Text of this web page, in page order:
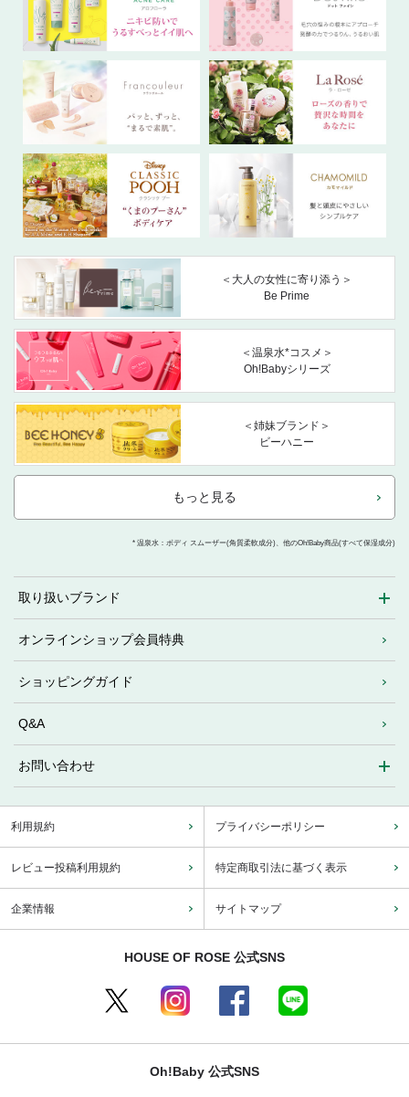
＜大人の女性に寄り添う＞
Be Prime
＜温泉水*コスメ＞
Oh!Babyシリーズ
＜姉妹ブランド＞
ビーハニー
もっと見る
* 温泉水：ボディ スムーザー(角質柔軟成分)、他のOh!Baby商品(すべて保湿成分)
取り扱いブランド
オンラインショップ会員特典
ショッピングガイド
Q&A
お問い合わせ
利用規約 プライバシーポリシー
レビュー投稿利用規約 特定商取引法に基づく表示
企業情報 サイトマップ
HOUSE OF ROSE 公式SNS
Oh!Baby 公式SNS